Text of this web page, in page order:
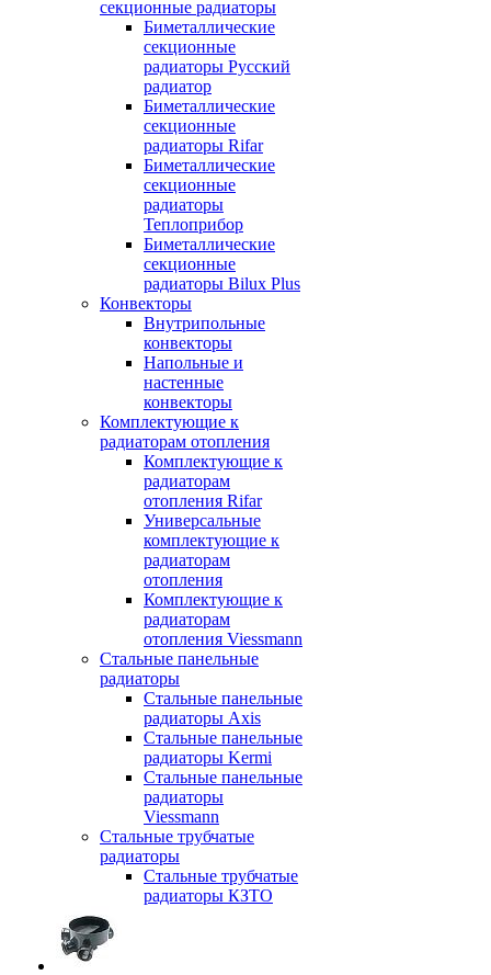
секционные радиаторы
Биметаллические
секционные
радиаторы Русский
радиатор
Биметаллические
секционные
радиаторы Rifar
Биметаллические
секционные
радиаторы
Теплоприбор
Биметаллические
секционные
радиаторы Bilux Plus
Конвекторы
Внутрипольные
конвекторы
Напольные и
настенные
конвекторы
Комплектующие к
радиаторам отопления
Комплектующие к
радиаторам
отопления Rifar
Универсальные
комплектующие к
радиаторам
отопления
Комплектующие к
радиаторам
отопления Viessmann
Стальные панельные
радиаторы
Стальные панельные
радиаторы Axis
Стальные панельные
радиаторы Kermi
Стальные панельные
радиаторы
Viessmann
Стальные трубчатые
радиаторы
Стальные трубчатые
радиаторы КЗТО